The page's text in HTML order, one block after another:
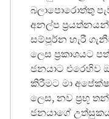
බලාපොරොත්තු
අනල්ප ප්‍රයත්නයන්
සම්පූර්න හැරී
ලෙස ප්‍රකාශයට
ජනයාට එරෙහිව
කිරීමට මා
ලෙස, නව ප්‍රභූ
ජනයාගේ